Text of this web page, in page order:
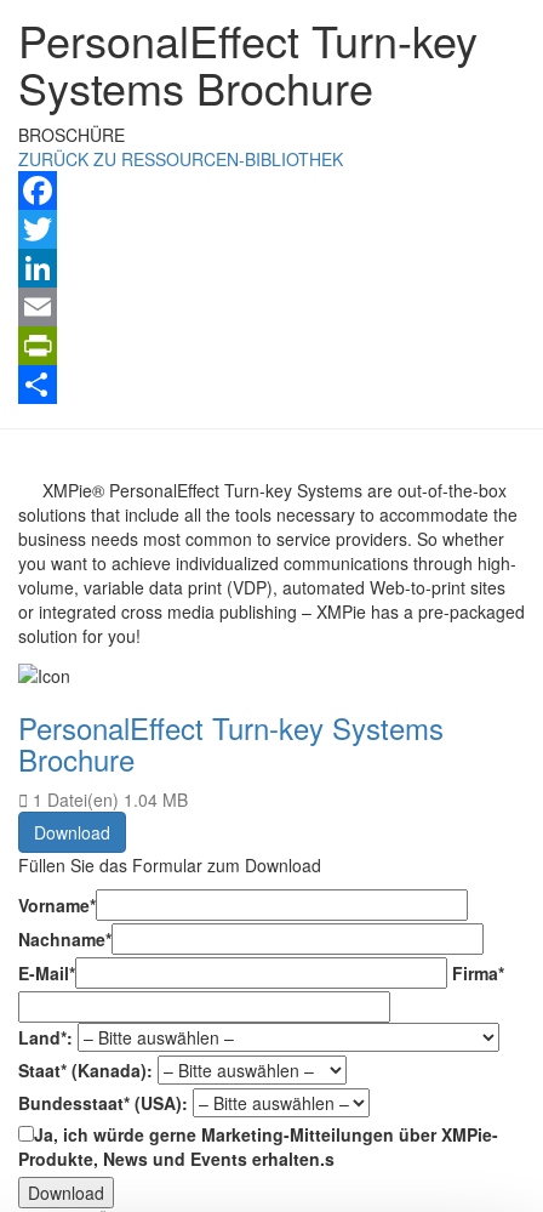
PersonalEffect Turn-key
Systems Brochure
BROSCHÜRE
ZURÜCK ZU RESSOURCEN-BIBLIOTHEK
Facebook
Twitter
LinkedIn
Email
PrintFriendly
XMPie® PersonalEffect Turn-key Systems are out-of-the-box
solutions that include all the tools necessary to accommodate the
business needs most common to service providers. So whether
you want to achieve individualized communications through high-
volume, variable data print (VDP), automated Web-to-print sites
or integrated cross media publishing – XMPie has a pre-packaged
solution for you!
PersonalEffect Turn-key Systems
Brochure
1 Datei(en) 1.04 MB
Download
Füllen Sie das Formular zum Download
Vorname*
Nachname*
E-Mail*
Firma*
Land*:
Staat* (Kanada):
Bundesstaat* (USA):
Ja, ich würde gerne Marketing-Mitteilungen über XMPie-
Produkte, News und Events erhalten.s